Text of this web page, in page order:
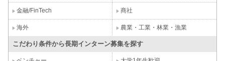
金融/FinTech 商社
海外 農業・工業・林業・漁業
こだわり条件から長期インターン募集を探す